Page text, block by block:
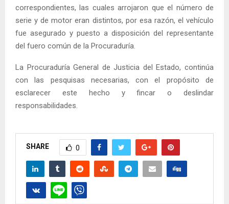
correspondientes, las cuales arrojaron que el número de
serie y de motor eran distintos, por esa razón, el vehículo
fue asegurado y puesto a disposición del representante
del fuero común de la Procuraduría.
La Procuraduría General de Justicia del Estado, continúa
con las pesquisas necesarias, con el propósito de
esclarecer este hecho y fincar o deslindar
responsabilidades.
SHARE 0